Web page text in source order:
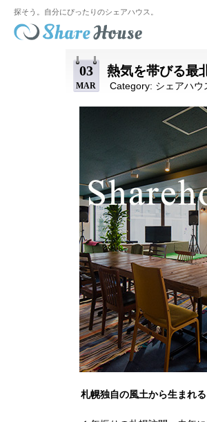
探そう。自分にぴったりのシェアハウス。
03
MAR
熱気を帯びる最
Category: シェアハウ
札幌独自の風土から生まれ